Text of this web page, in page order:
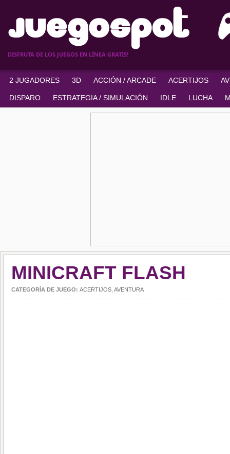
DISFRUTA DE LOS JUEGOS EN LÍNEA GRATIS!
2 JUGADORES 3D ACCIÓN / ARCADE ACERTIJOS
DISPARO ESTRATEGIA / SIMULACIÓN IDLE LUCHA
MINICRAFT FLASH
CATEGORÍA DE JUEGO: ACERTIJOS AVENTURA